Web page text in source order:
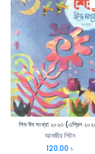
শিশু ঈদ সংখ্যা ২০২৩ (এপ্রিল
আনজীর লিটন
120.00 ৳